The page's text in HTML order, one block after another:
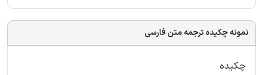
نمونه چکیده ترجمه متن فارسی
چکیده